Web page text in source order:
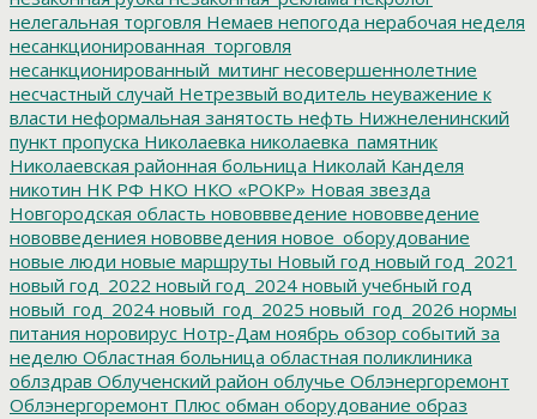
нелегальная торговля Немаев непогода нерабочая неделя
несанкционированная_торговля
несанкционированный_митинг несовершеннолетние
несчастный случай Нетрезвый водитель неуважение к
власти неформальная занятость нефть Нижнеленинский
пункт пропуска Николаевка николаевка_памятник
Николаевская районная больница Николай Канделя
никотин НК РФ НКО НКО «РОКР» Новая звезда
Новгородская область нововвведение нововведение
нововведениея нововведения новое_оборудование
новые люди новые маршруты Новый год новый год_2021
новый год_2022 новый год_2024 новый учебный год
новый_год_2024 новый_год_2025 новый_год_2026 нормы
питания норовирус Нотр-Дам ноябрь обзор событий за
неделю Областная больница областная поликлиника
облздрав Облученский район облучье Облэнергоремонт
Облэнергоремонт Плюс обман оборудование образ